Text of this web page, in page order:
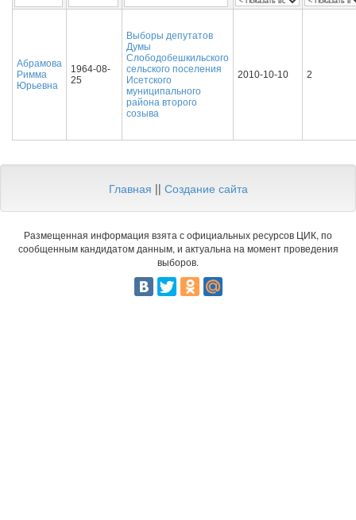
Абрамова
Римма
Юрьевна
1964-08-
25
Выборы депутатов
Думы
Слободобешкильского
сельского поселения
Исетского
муниципального
района второго
созыва
2010-10-10 2
Главная || Создание сайта
Размещенная информация взята с официальных ресурсов ЦИК, по
сообщенным кандидатом данным, и актуальна на момент проведения
выборов.